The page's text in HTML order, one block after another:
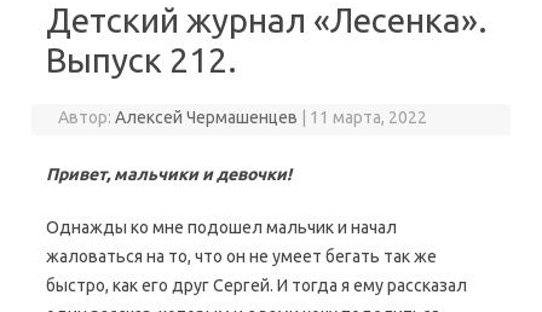
Детский журнал «Лесенка».
Выпуск 212.
Автор:Алексей Чермашенцев 11 марта, 2022
Привет, мальчики и девочки!
Однажды ко мне подошел мальчик и начал
жаловаться на то, что он не умеет бегать так же
быстро, как его друг Сергей. И тогда я ему рассказал